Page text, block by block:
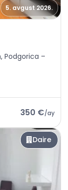
5. avgust 2026.
Podgorica –
350 €/ay
Daire